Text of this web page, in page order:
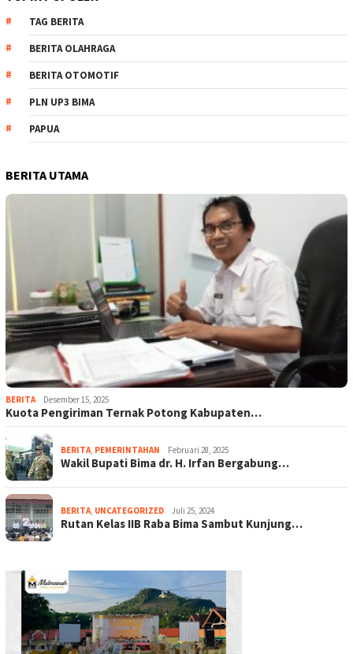
TAG BERITA
BERITA OLAHRAGA
BERITA OTOMOTIF
PLN UP3 BIMA
PAPUA
BERITA UTAMA
BERITA Desember 15, 2025
Kuota Pengiriman Ternak Potong Kabupaten…
BERITA, PEMERINTAHAN Februari 28, 2025
Wakil Bupati Bima dr. H. Irfan Bergabung…
BERITA, UNCATEGORIZED Juli 25, 2024
Rutan Kelas IIB Raba Bima Sambut Kunjung…